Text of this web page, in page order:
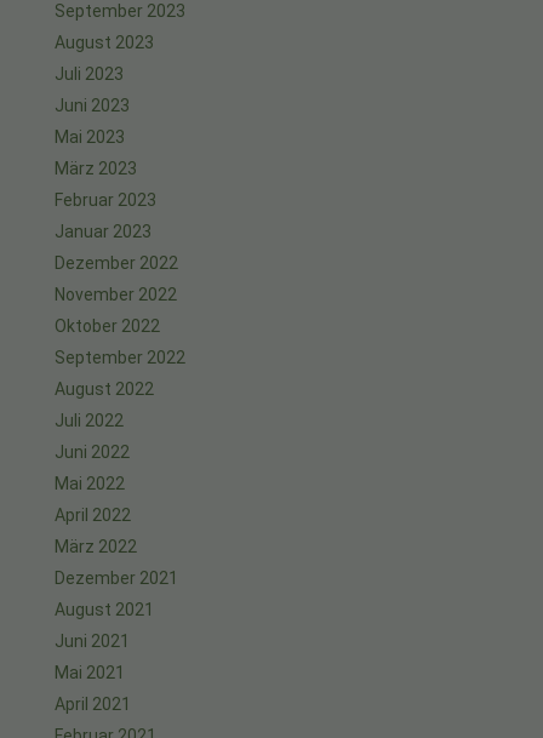
September 2023
August 2023
Juli 2023
Juni 2023
Mai 2023
März 2023
Februar 2023
Januar 2023
Dezember 2022
November 2022
Oktober 2022
September 2022
August 2022
Juli 2022
Juni 2022
Mai 2022
April 2022
März 2022
Dezember 2021
August 2021
Juni 2021
Mai 2021
April 2021